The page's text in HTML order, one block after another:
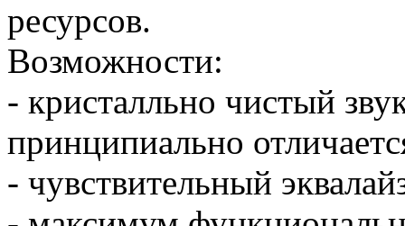
ресурсов.
Возможности:
- кристалльно чиcтый
принципиально
- чувствительный